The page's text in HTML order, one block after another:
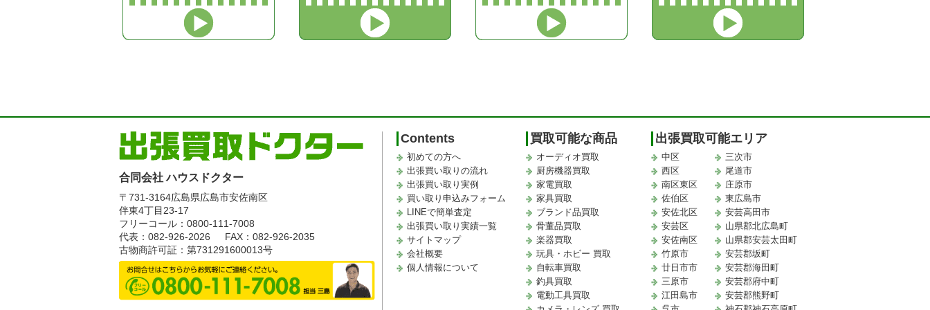
合同会社 ハウスドクター
〒731-3164広島県広島市安佐南区
伴東4丁目23-17
フリーコール：0800-111-7008
代表：082-926-2026
FAX：082-926-2035
古物商許可証：第731291600013号
Contents
初めての方へ
出張買い取りの流れ
出張買い取り実例
買い取り申込みフォーム
LINEで簡単査定
出張買い取り実績一覧
サイトマップ
会社概要
個人情報について
買取可能な商品
オーディオ買取
厨房機器買取
家電買取
家具買取
ブランド品買取
骨董品買取
楽器買取
玩具・ホビー 買取
自転車買取
釣具買取
電動工具買取
出張買取可能エリア
中区
西区
南区東区
佐伯区
安佐北区
安芸区
安佐南区
竹原市
廿日市市
三原市
江田島市
三次市
尾道市
庄原市
東広島市
安芸高田市
山県郡北広島町
山県郡安芸太田町
安芸郡坂町
安芸郡海田町
安芸郡府中町
安芸郡熊野町